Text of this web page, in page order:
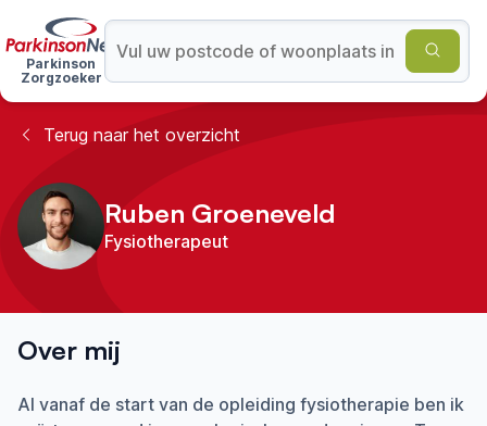
Parkinson
Zorgzoeker
Terug naar het overzicht
Ruben Groeneveld
Fysiotherapeut
Over mij
Al vanaf de start van de opleiding fysiotherapie ben ik